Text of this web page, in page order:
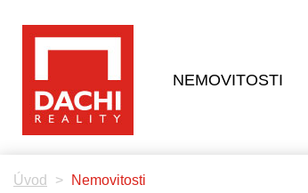
NEMOVITOSTI
Úvod Nemovitosti